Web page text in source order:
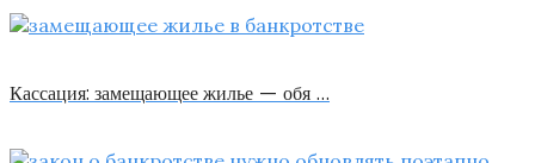
Кассация: замещающее жилье — обя …